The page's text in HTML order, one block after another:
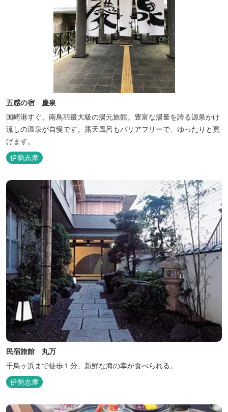
五感の宿 慶泉
国崎港すぐ、南鳥羽最大級の湯元旅館。豊富な湯量を誇る源泉かけ
流しの温泉が自慢です。露天風呂もバリアフリーで、ゆったりと寛
げます。
伊勢志摩
民宿旅館 丸万
千鳥ヶ浜まで徒歩１分、新鮮な海の幸が食べられる。
伊勢志摩